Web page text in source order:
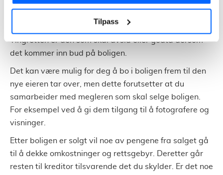
Tilpass
oppnevne en medhjelper som skal bistå for å få
boligen solgt, og denne legger ut bolig for salg.
Tingretten er den som skal avslå eller godta dersom
det kommer inn bud på boligen.
Det kan være mulig for deg å bo i boligen frem til den
nye eieren tar over, men dette forutsetter at du
samarbeider med megleren som skal selge boligen.
For eksempel ved å gi dem tilgang til å fotografere og
visninger.
Etter boligen er solgt vil noe av pengene fra salget gå
til å dekke omkostninger og rettsgebyr. Deretter går
resten til kreditor tilsvarende det du skylder. Er det noe